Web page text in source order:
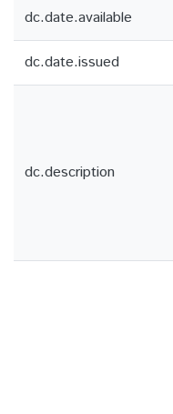
dc.date.available
dc.date.issued
dc.description